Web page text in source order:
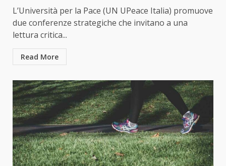
L’Università per la Pace (UN UPeace Italia) promuove
due conferenze strategiche che invitano a una
lettura critica...
Read More